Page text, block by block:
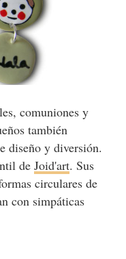
comuniones y
también
diseño y diversión.
de Joid'art. Sus
circulares de
con simpáticas